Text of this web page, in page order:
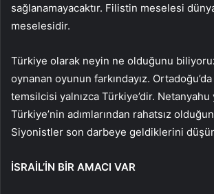
sağlanamayacaktır. Filistin meselesi dünya
meselesidir.
Türkiye olarak neyin ne olduğunu
oynanan oyunun farkındayız.
temsilcisi yalnızca Türkiye’dir.
Türkiye’nin adımlarından rahatsız
Siyonistler son darbeye geldiklerini
İSRAİL’İN BİR AMACI VAR